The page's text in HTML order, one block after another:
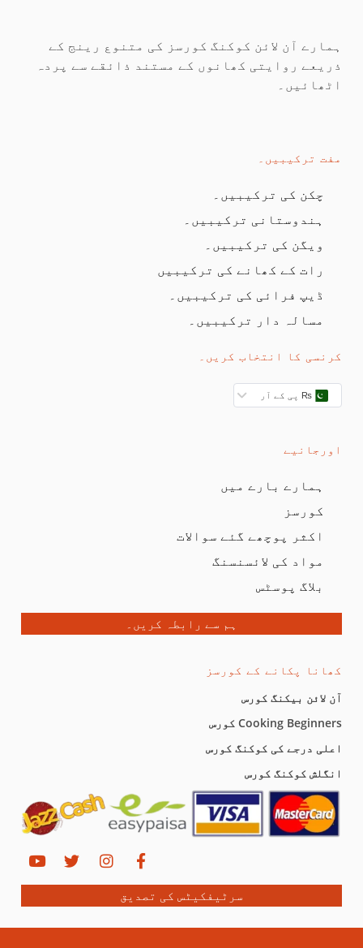
ہمارے آن لائن کوکنگ کورسز کی متنوع رینج کے
ذریعے روایتی کھانوں کے مستند ذائقے سے پردہ
اٹھائیں۔
مفت ترکیبیں۔
چکن کی ترکیبیں۔
ہندوستانی ترکیبیں۔
ویگن کی ترکیبیں۔
رات کے کھانے کی ترکیبیں
ڈیپ فرائی کی ترکیبیں۔
مسالہ دار ترکیبیں۔
کرنسی کا انتخاب کریں۔
₨ پی کے آر
اورجانیے
ہمارے بارے میں
کورسز
اکثر پوچھے گئے سوالات
مواد کی لائسنسنگ
بلاگ پوسٹس
ہم سے رابطہ کریں۔
کھانا پکانے کے کورسز
آن لائن بیکنگ کورس
Cooking Beginners کورس
اعلی درجے کی کوکنگ کورس
انگلش کوکنگ کورس
سرٹیفکیٹس کی تصدیق